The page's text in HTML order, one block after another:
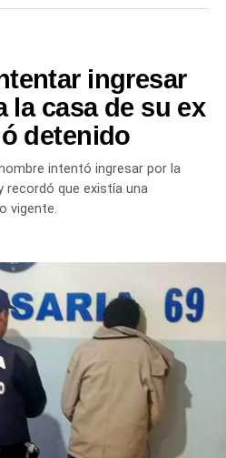
Según relató,ambos
una bolsa con dinero en
En el lugar se
robados y se detuvo al
policial se dirigió a
el barrio Villa Obrera,
se identificó al segundo
adelante distintas diligencias
ingresar
la casa de su ex
detenido
intentó ingresar por la
recordó que existía una
vigente.